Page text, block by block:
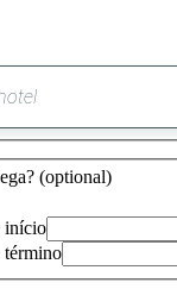
sugestão
encontrada
(optional)
início
término